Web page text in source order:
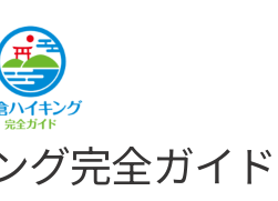
グ完全ガイド